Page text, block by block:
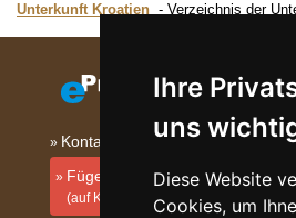
Ihre
uns
Diese Website
Cookies, um
Unterkunft Kroatien
Verzeichnis der
Kontakt
Fügen Sie Ihre Unterkunft hinzu
(auf Kroatisch)